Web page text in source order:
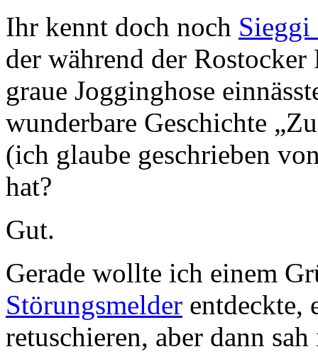
Ihr kennt doch noch Sieggi
der während der
graue Jogginghose
wunderbare Geschichte
(ich glaube geschrieben
hat?
Gut.
Gerade wollte ich einem
Störungsmelder entdeckte,
retuschieren, aber dann